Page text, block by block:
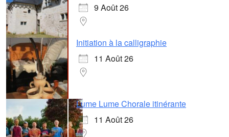
9 Août 26
Initiation à la calligraphie
11 Août 26
Lume Lume Chorale itinérante
11 Août 26